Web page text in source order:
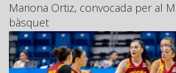
Mariona Ortiz, convocada per al
bàsquet